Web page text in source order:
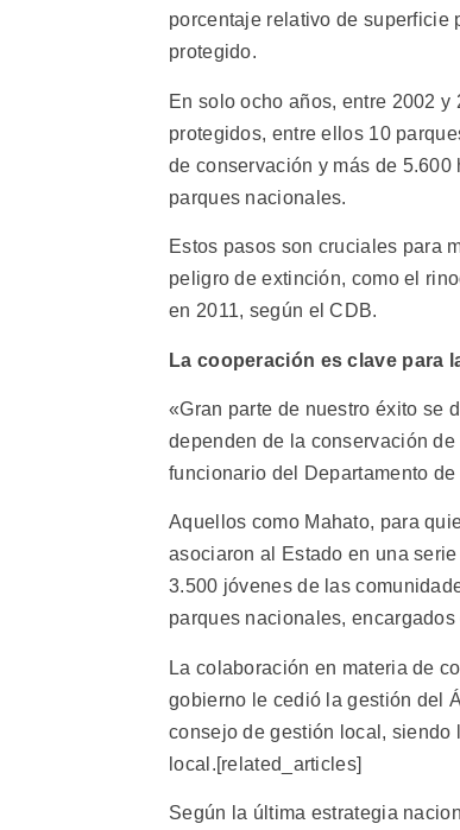
porcentaje relativo de superficie
protegido.
En solo ocho años, entre 2002
protegidos, entre ellos 10
de conservación y más de 5.600
parques nacionales.
Estos pasos son cruciales para
peligro de extinción, como el
en 2011, según el CDB.
La cooperación es clave para
«Gran parte de nuestro éxito se
dependen de la conservación
funcionario del Departamento
Aquellos como Mahato, para
asociaron al Estado en una
3.500 jóvenes de las
parques nacionales,
La colaboración en materia de
gobierno le cedió la gestión del
consejo de gestión local, siendo
local.[related_articles]
Según la última estrategia